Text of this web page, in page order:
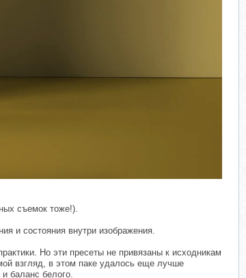
съемок тоже!).
и состояния внутри изображения.
Но эти пресеты не привязаны к исходникам
взгляд, в этом паке удалось еще лучше
баланс белого.